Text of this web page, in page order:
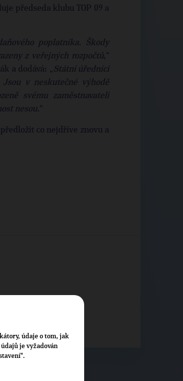
předseda klubu TOP 09 a
poplatníka. Škody
z veřejných rozpočtů,“
a dodává: „ Státní úředníci
v neskutečné výhodě
svému zaměstnavateli
nesou.“
předložit co nejdříve znovu a
údaje o tom, jak
je vyžadován